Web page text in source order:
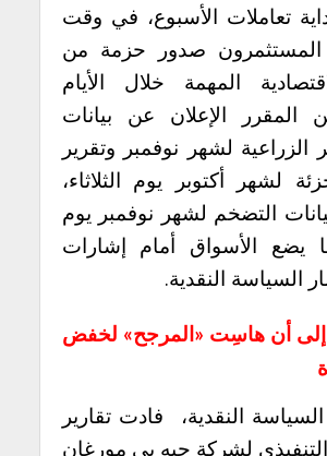
تعاملات الأسبوع، في وقت
المستثمرون صدور حزمة من
المهمة خلال الأيام
المقرر الإعلان عن بيانات
الزراعية لشهر نوفمبر وتقرير
لشهر أكتوبر يوم الثلاثاء،
التضخم لشهر نوفمبر يوم
يضع الأسواق أمام إشارات
السياسة النقدية.
إلى أن هاسِت «المرجح» لخفض
النقدية، فادت تقارير
لشركة جيه بي مورغان